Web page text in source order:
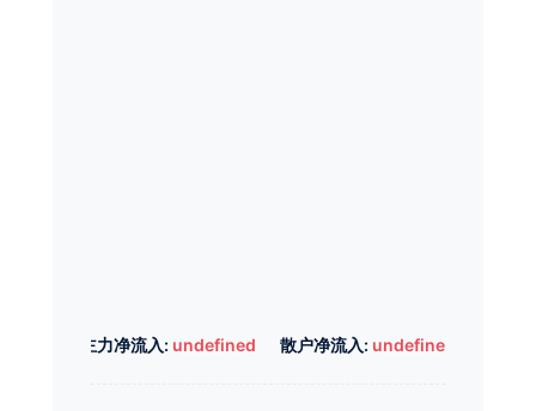
主力净流入: undefined 散户净流入: undefined